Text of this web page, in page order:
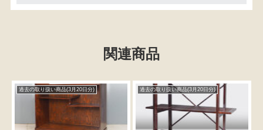
関連商品
過去の取り扱い商品(3月20日分) 過去の取り扱い商品(3月20日分)